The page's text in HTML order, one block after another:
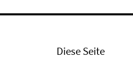
Diese Seite